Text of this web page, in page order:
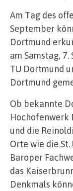
Am Tag des
September
Dortmund
am Samstag,
TU Dortmund
Dortmund
Ob bekannte
Hochofenwerk
und die
Orte wie die
Baroper
das
Denkmals